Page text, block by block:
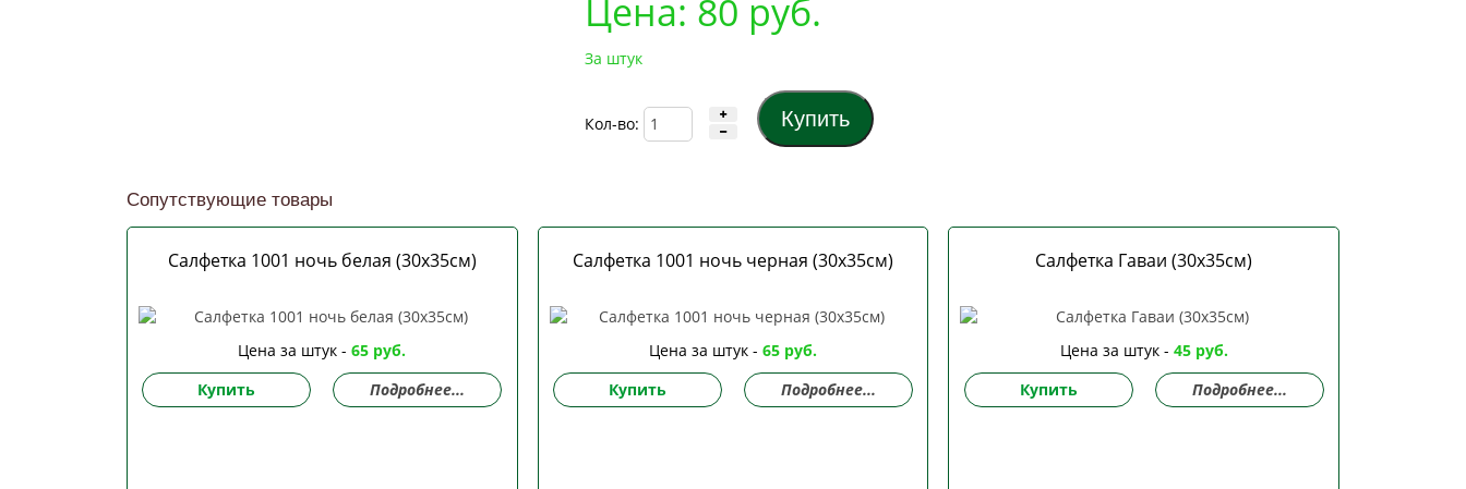
Цена: 80 руб.
За штук
Кол-во:
Сопутствующие товары
Салфетка 1001 ночь белая (30х35см)
Цена за штук -65 руб.
Купить
Подробнее...
Салфетка 1001 ночь черная (30х35см)
Цена за штук - 65 руб.
Купить
Подробнее...
Салфетка Гаваи (30х35см)
Цена за штук - 45 руб.
Купить
Подробнее...